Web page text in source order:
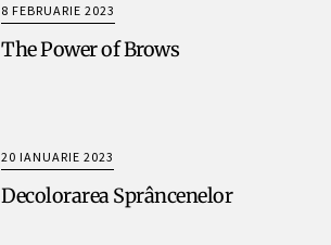
8 FEBRUARIE 2023
The Power of Brows
20 IANUARIE 2023
Decolorarea Sprâncenelor